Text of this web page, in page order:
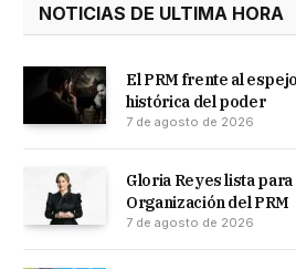
NOTICIAS DE ULTIMA HORA
El PRM frente al
histórica del poder
7 de agosto de 2026
Gloria Reyes lista
Organización del PRM
7 de agosto de 2026